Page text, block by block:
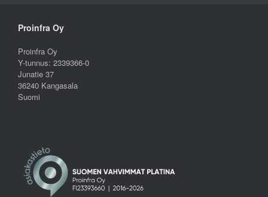
Proinfra Oy
Proinfra Oy
Y-tunnus: 2339366-0
Junatie 37
36240 Kangasala
Suomi